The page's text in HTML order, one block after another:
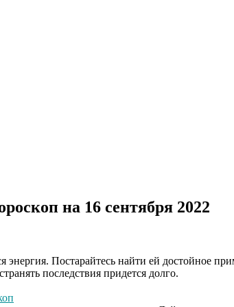
на 16 сентября 2022
энергия. Постарайтесь найти ей достойное
последствия придется долго.